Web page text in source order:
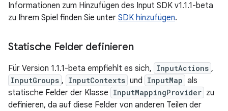
Informationen zum Hinzufügen des Input SDK v1.1.1-beta
zu Ihrem Spiel finden Sie unter SDK hinzufügen.
Statische Felder definieren
Für Version 1.1.1-beta empfiehlt es sich, InputActions ,
InputGroups , InputContexts und InputMap als
statische Felder der Klasse InputMappingProvider zu
definieren, da auf diese Felder von anderen Teilen der